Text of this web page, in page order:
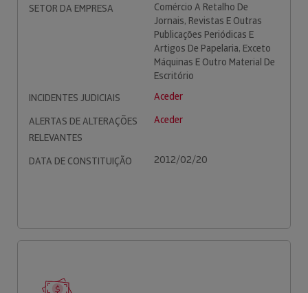
SETOR DA EMPRESA
Comércio A Retalho De
Jornais, Revistas E Outras
Publicações Periódicas E
Artigos De Papelaria, Exceto
Máquinas E Outro Material De
Escritório
INCIDENTES JUDICIAIS
Aceder
ALERTAS DE ALTERAÇÕES
RELEVANTES
Aceder
DATA DE CONSTITUIÇÃO 2012/02/20